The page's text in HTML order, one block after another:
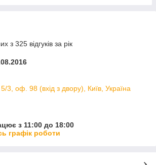
з 325 відгуків за рік
3, оф. 98 (вхід з двору), Київ, Україна
з 11:00 до 18:00
графік роботи